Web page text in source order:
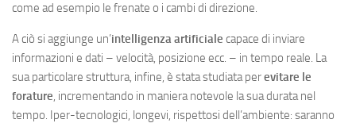
come ad esempio le frenate o i cambi di direzione.
A ciò si aggiunge un’intelligenza artificiale capace di inviare
informazioni e dati – velocità, posizione ecc. – in tempo reale. La
sua particolare struttura, infine, è stata studiata perevitare le
forature, incrementando in maniera notevole la sua durata nel
tempo. Iper-tecnologici, longevi, rispettosi dell’ambiente: saranno